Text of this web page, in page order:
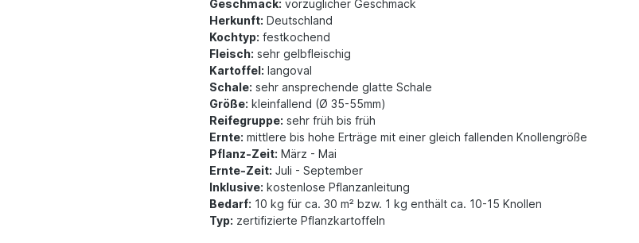
Geschmack: vorzüglicher Geschmack
Herkunft: Deutschland
Kochtyp: festkochend
Fleisch: sehr gelbfleischig
Kartoffel: langoval
Schale: sehr ansprechende glatte Schale
Größe: kleinfallend (Ø 35-55mm)
Reifegruppe: sehr früh bis früh
Ernte: mittlere bis hohe Erträge mit einer gleich fallenden Knollengröße
Pflanz-Zeit: März - Mai
Ernte-Zeit: Juli - September
Inklusive: kostenlose Pflanzanleitung
Bedarf: 10 kg für ca. 30 m² bzw. 1 kg enthält ca. 10-15 Knollen
Typ: zertifizierte Pflanzkartoffeln